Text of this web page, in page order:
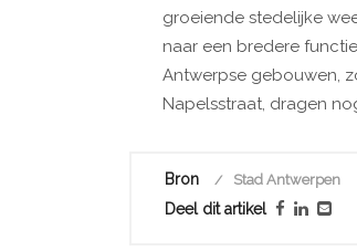
groeiende stedelijke
naar een bredere
Antwerpse gebouwen,
Napelsstraat, dragen
Bron Stad Antwerpen
Deel dit artikel